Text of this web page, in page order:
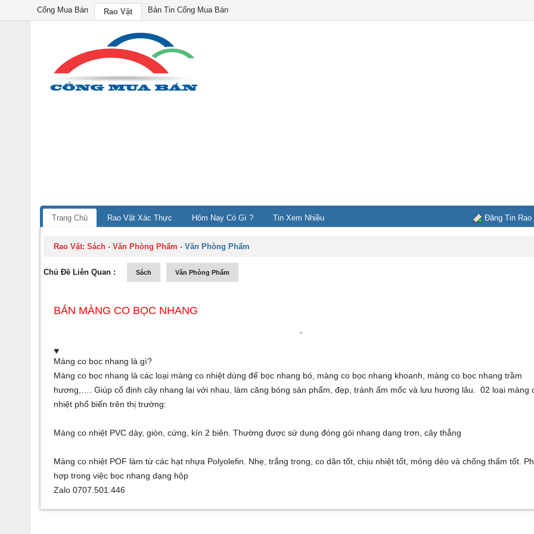
Cổng Mua Bán Rao Vặt Bản Tin Cổng Mua Bán
Trang Chủ Rao Vặt Xác Thực Hôm Nay Có Gì ? Tin Xem Nhiều Đăng Tin Rao
Rao Vặt:Sách - Văn Phòng Phẩm -Văn Phòng Phẩm
Chủ Đề Liên Quan : Sách Văn Phòng Phẩm
BÁN MÀNG CO BỌC NHANG
-
Màng co bọc nhang là gì?
Màng co bọc nhang là các loại màng co nhiệt dùng để bọc nhang bó, màng co bọc nhang khoanh, màng co bọc nhang trầm
hương,…. Giúp cố định cây nhang lại với nhau, làm căng bóng sản phẩm, đẹp, tránh ẩm mốc và lưu hương lâu. 02 loại màng
nhiệt phổ biến trên thị trường:
Màng co nhiệt PVC dày, giòn, cứng, kín 2 biên. Thường được sử dụng đóng gói nhang dạng trơn, cây thẳng
Màng co nhiệt POF làm từ các hạt nhựa Polyolefin. Nhẹ, trắng trong, co dãn tốt, chịu nhiệt tốt, mỏng dẻo và chống thấm tốt.
hợp trong việc bọc nhang dạng hộp
Zalo 0707.501.446